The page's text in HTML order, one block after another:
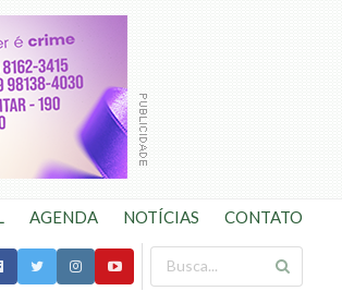
AGENDA NOTÍCIAS CONTATO